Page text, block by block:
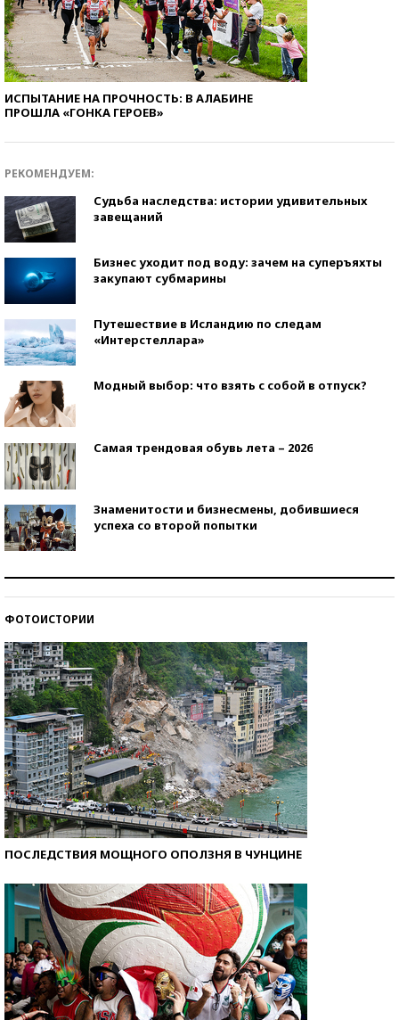
ИСПЫТАНИЕ НА ПРОЧНОСТЬ: В АЛАБИНЕ
ПРОШЛА «ГОНКА ГЕРОЕВ»
РЕКОМЕНДУЕМ:
Судьба наследства: истории удивительных
завещаний
Бизнес уходит под воду: зачем на суперъяхты
закупают субмарины
Путешествие в Исландию по следам
«Интерстеллара»
Модный выбор: что взять с собой в отпуск?
Самая трендовая обувь лета – 2026
Знаменитости и бизнесмены, добившиеся
успеха со второй попытки
ФОТОИСТОРИИ
ПОСЛЕДСТВИЯ МОЩНОГО ОПОЛЗНЯ В ЧУНЦИНЕ